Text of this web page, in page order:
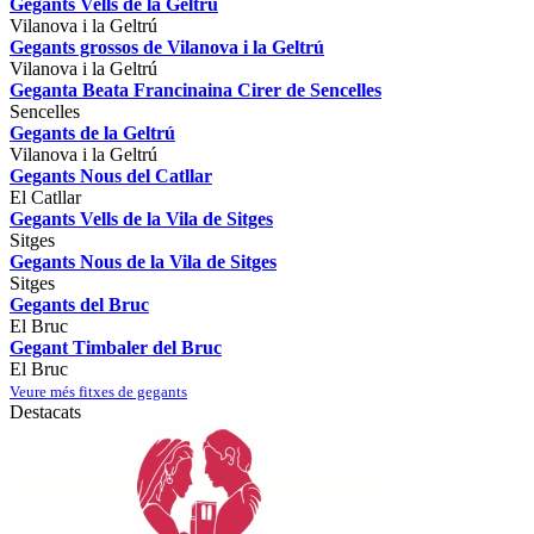
Gegants Vells de la Geltrú
Vilanova i la Geltrú
Gegants grossos de Vilanova i la Geltrú
Vilanova i la Geltrú
Geganta Beata Francinaina Cirer de Sencelles
Sencelles
Gegants de la Geltrú
Vilanova i la Geltrú
Gegants Nous del Catllar
El Catllar
Gegants Vells de la Vila de Sitges
Sitges
Gegants Nous de la Vila de Sitges
Sitges
Gegants del Bruc
El Bruc
Gegant Timbaler del Bruc
El Bruc
Veure més fitxes de gegants
Destacats